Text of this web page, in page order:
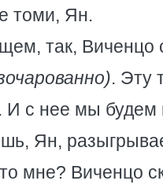
томи, Ян.
так, Виченцо
. Эту
. И с нее мы будем
Ян,
мне? Виченцо